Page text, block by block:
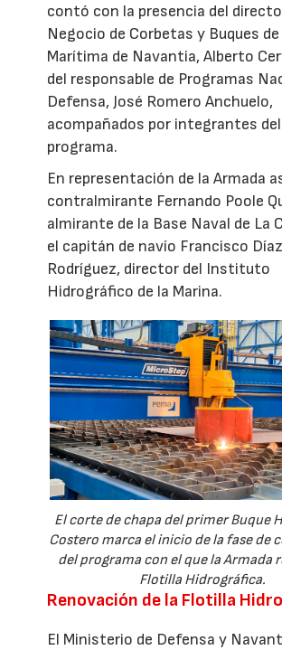
contó con la presencia del
Negocio de Corbetas y Buques
Marítima de Navantia, Alberto
del responsable de Programas
Defensa, José Romero Anchuelo,
acompañados por integrantes del
programa.
En representación de la Armada
contralmirante Fernando Poole
almirante de la Base Naval de La
el capitán de navío Francisco Díaz
Rodríguez, director del Instituto
Hidrográfico de la Marina.
El corte de chapa del primer Buque
Costero marca el inicio de la fase de
del programa con el que la Armada
Flotilla Hidrográfica.
Renovación de la Flotilla
El Ministerio de Defensa y